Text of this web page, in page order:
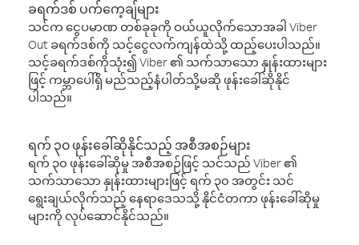
ခရက်ဒစ် ပက်ကေ့ချ်များ
သင်က ငွေပမာဏ တစ်ခုခုကို ဝယ်ယူလိုက်သောအခါ Viber
Out ခရက်ဒစ်ကို သင့်ငွေလက်ကျန်ထဲသို့ ထည့်ပေးပါသည်။
သင့်ခရက်ဒစ်ကိုသုံး၍ Viber ၏ သက်သာသော နှုန်းထားများ
ဖြင့် ကမ္ဘာပေါ်ရှိ မည်သည့်နံပါတ်သို့မဆို ဖုန်းခေါ်ဆိုနိုင်
ပါသည်။
ရက် ၃၀ ဖုန်းခေါ်ဆိုနိုင်သည့် အစီအစဉ်များ
ရက် ၃၀ ဖုန်းခေါ်ဆိုမှု အစီအစဉ်ဖြင့် သင်သည် Viber ၏
သက်သာသော နှုန်းထားများဖြင့် ရက် ၃၀ အတွင်း သင်
ရွေးချယ်လိုက်သည့် နေရာဒေသသို့ နိုင်ငံတကာ ဖုန်းခေါ်ဆိုမှု
များကို လုပ်ဆောင်နိုင်သည်။